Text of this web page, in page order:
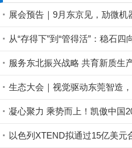
生态大会｜视觉驱动东莞智造
凝心聚力 乘势而上！凯傲中国